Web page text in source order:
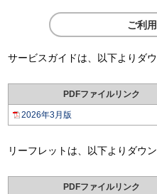
ご利
サービスガイドは、以下よりダ
PDFファイルリンク
2026年3月版
リーフレットは、以下よりダウ
PDFファイルリンク